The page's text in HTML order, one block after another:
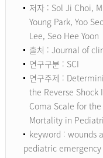
저자 : Sol Ji Choi,
Young Park, Yoo
Lee, Seo Hee Yoon
출처 : Journal of
연구구분 : SCI
연구주제 :
the Reverse
Coma Scale for
Mortality in
keyword : wounds
pediatric